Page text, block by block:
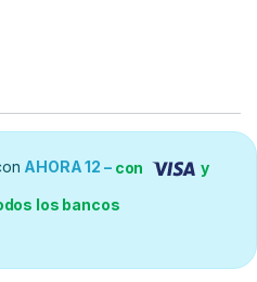
AHORA 12 – con y
los bancos